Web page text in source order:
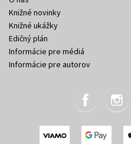
Knižné novinky
Knižné ukážky
Edičný plán
Informácie pre médiá
Informácie pre autorov